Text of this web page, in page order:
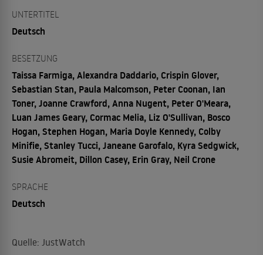
UNTERTITEL
Deutsch
BESETZUNG
Taissa Farmiga, Alexandra Daddario, Crispin Glover,
Sebastian Stan, Paula Malcomson, Peter Coonan, Ian
Toner, Joanne Crawford, Anna Nugent, Peter O'Meara,
Luan James Geary, Cormac Melia, Liz O'Sullivan, Bosco
Hogan, Stephen Hogan, Maria Doyle Kennedy, Colby
Minifie, Stanley Tucci, Janeane Garofalo, Kyra Sedgwick,
Susie Abromeit, Dillon Casey, Erin Gray, Neil Crone
SPRACHE
Deutsch
Quelle: JustWatch